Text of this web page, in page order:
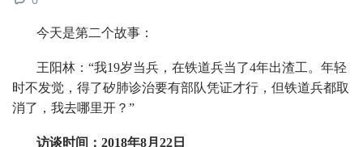
今天是第二个故事：
王阳林：“我19岁当兵，在铁道兵当了4年出渣工。年轻
时不发觉，得了矽肺诊治要有部队凭证才行，但铁道兵都取
消了，我去哪里开？”
访谈时间：2018年8月22日